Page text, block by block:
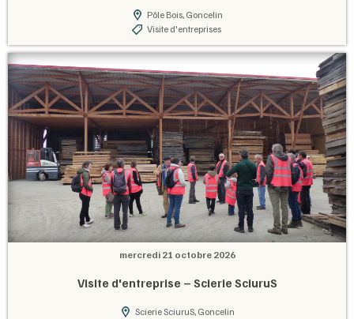
Pôle Bois, Goncelin
Visite d'entreprises
mercredi 21 octobre 2026
Visite d'entreprise – Scierie SciuruS
Scierie SciuruS, Goncelin